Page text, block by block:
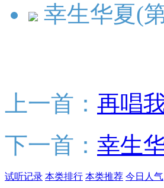
幸生华夏(
上一首： 再唱
下一首： 幸生
试听记录 本类排行 本类推荐 今日人气